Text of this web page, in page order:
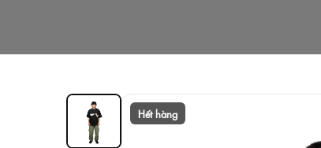
Hết hàng